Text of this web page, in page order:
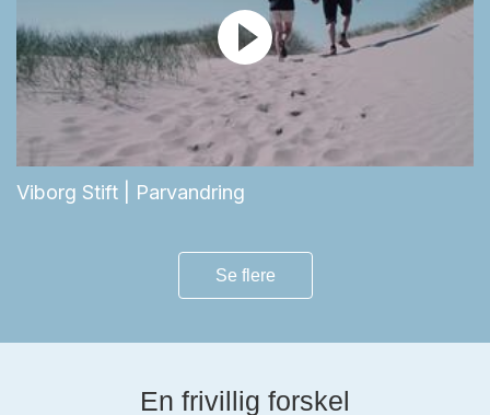
Viborg Stift | Parvandring
Se flere
En frivillig forskel